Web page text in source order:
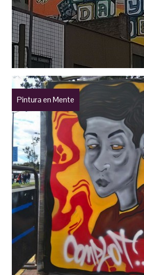
Pintura en Mente